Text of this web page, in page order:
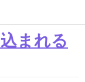
まれる